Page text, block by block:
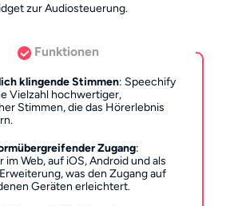
zur Audiosteuerung.
Funktionen
klingende Stimmen: Speechify
Vielzahl hochwertiger,
Stimmen, die das Hörerlebnis
Zugang:
im Web, auf iOS, Android und als
was den Zugang auf
Geräten erleichtert.